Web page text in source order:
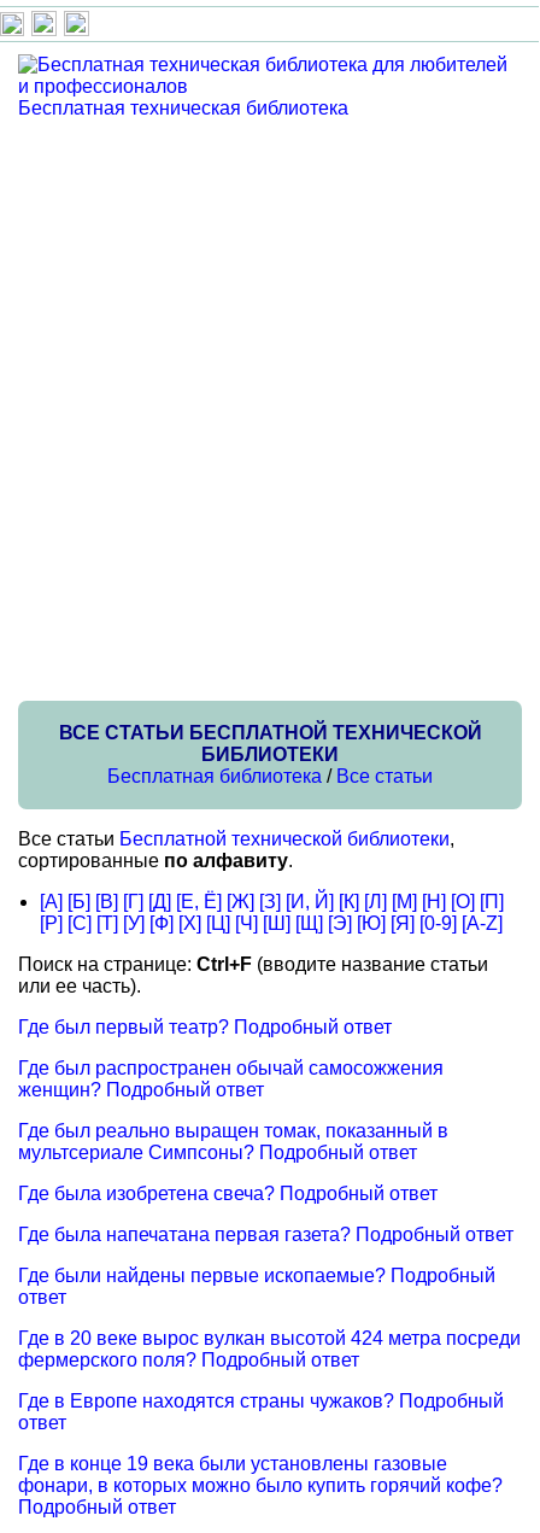
Бесплатная техническая библиотека
ВСЕ СТАТЬИ БЕСПЛАТНОЙ ТЕХНИЧЕСКОЙ
БИБЛИОТЕКИ
Бесплатная библиотека / Все статьи
Все статьи Бесплатной технической библиотеки,
сортированные по алфавиту.
[А] [Б] [В] [Г] [Д] [Е, Ё] [Ж] [З] [И, Й] [К] [Л] [М] [Н] [О] [П]
[Р] [С] [Т] [У] [Ф] [Х] [Ц] [Ч] [Ш] [Щ] [Э] [Ю] [Я] [0-9] [A-Z]
Поиск на странице: Ctrl+F (вводите название статьи
или ее часть).
Где был первый театр? Подробный ответ
Где был распространен обычай самосожжения
женщин? Подробный ответ
Где был реально выращен томак, показанный в
мультсериале Симпсоны? Подробный ответ
Где была изобретена свеча? Подробный ответ
Где была напечатана первая газета? Подробный ответ
Где были найдены первые ископаемые? Подробный
ответ
Где в 20 веке вырос вулкан высотой 424 метра посреди
фермерского поля? Подробный ответ
Где в Европе находятся страны чужаков? Подробный
ответ
Где в конце 19 века были установлены газовые
фонари, в которых можно было купить горячий кофе?
Подробный ответ